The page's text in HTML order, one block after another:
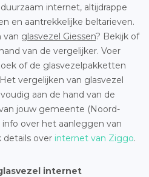
internet, altijdrappe
en aantrekkelijke beltarieven.
van glasvezel Giessen? Bekijk of
van de vergelijker. Voer
of de glasvezelpakketten
vergelijken van glasvezel
aan de hand van de
jouw gemeente (Noord-
over het aanleggen van
details over internet van Ziggo.
internet